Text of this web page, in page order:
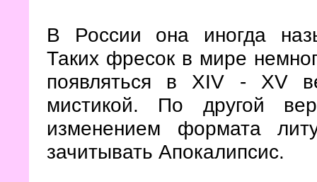
В России она иногда
Таких фресок в мире
появляться в XIV - XV
мистикой. По другой
изменением формата
зачитывать Апокалипсис.